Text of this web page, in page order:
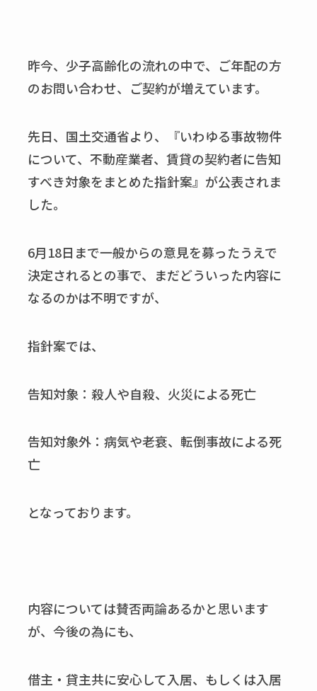
昨今、少子高齢化の流れの中で、ご年配の方
のお問い合わせ、ご契約が増えています。
先日、国土交通省より、『いわゆる事故物件
について、不動産業者、賃貸の契約者に告知
すべき対象をまとめた指針案』が公表されま
した。
6月18日まで一般からの意見を募ったうえで
決定されるとの事で、まだどういった内容に
なるのかは不明ですが、
指針案では、
告知対象：殺人や自殺、火災による死亡
告知対象外：病気や老衰、転倒事故による死
亡
となっております。
内容については賛否両論あるかと思います
が、今後の為にも、
借主・貸主共に安心して入居、もしくは入居